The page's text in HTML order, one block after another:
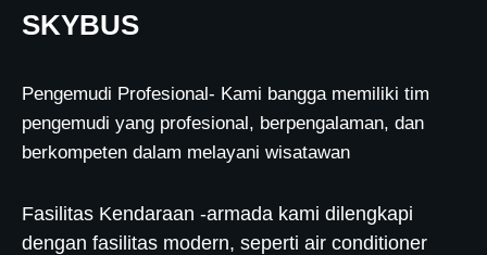
SKYBUS
Pengemudi Profesional- Kami bangga memiliki tim
pengemudi yang profesional, berpengalaman, dan
berkompeten dalam melayani wisatawan
Fasilitas Kendaraan -armada kami dilengkapi
dengan fasilitas modern, seperti air conditioner